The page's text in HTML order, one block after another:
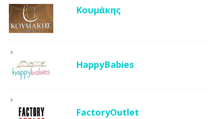
Κουμάκης
HappyBabies
FactoryOutlet